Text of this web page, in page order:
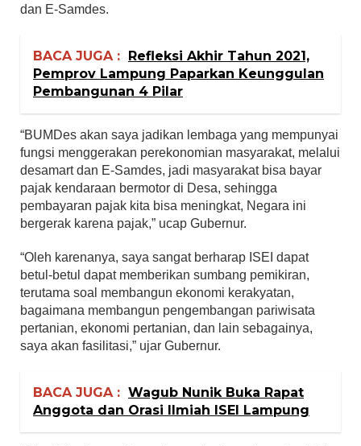
dan E-Samdes.
BACA JUGA :
Refleksi Akhir Tahun 2021,
Pemprov Lampung Paparkan Keunggulan
Pembangunan 4 Pilar
“BUMDes akan saya jadikan lembaga yang mempunyai
fungsi menggerakan perekonomian masyarakat, melalui
desamart dan E-Samdes, jadi masyarakat bisa bayar
pajak kendaraan bermotor di Desa, sehingga
pembayaran pajak kita bisa meningkat, Negara ini
bergerak karena pajak,” ucap Gubernur.
“Oleh karenanya, saya sangat berharap ISEI dapat
betul-betul dapat memberikan sumbang pemikiran,
terutama soal membangun ekonomi kerakyatan,
bagaimana membangun pengembangan pariwisata
pertanian, ekonomi pertanian, dan lain sebagainya,
saya akan fasilitasi,” ujar Gubernur.
BACA JUGA : Wagub Nunik Buka Rapat
Anggota dan Orasi Ilmiah ISEI Lampung